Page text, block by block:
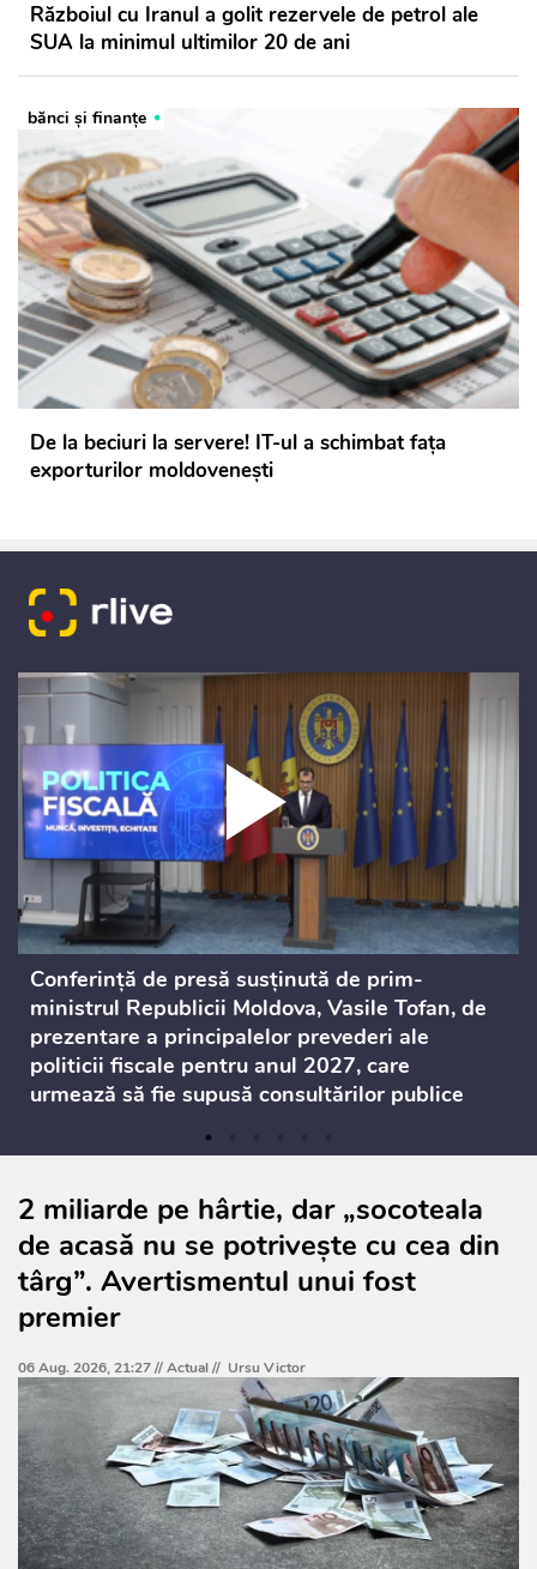
Războiul cu Iranul a golit rezervele de petrol ale
SUA la minimul ultimilor 20 de ani
bănci şi finanţe
De la beciuri la servere! IT-ul a schimbat fața
exporturilor moldovenești
Conferință de presă susținută de prim-
ministrul Republicii Moldova, Vasile Tofan, de
prezentare a principalelor prevederi ale
politicii fiscale pentru anul 2027, care
urmează să fie supusă consultărilor publice
2 miliarde pe hârtie, dar „socoteala
de acasă nu se potrivește cu cea din
târg”. Avertismentul unui fost
premier
06 Aug. 2026, 21:27 //Actual// Ursu Victor